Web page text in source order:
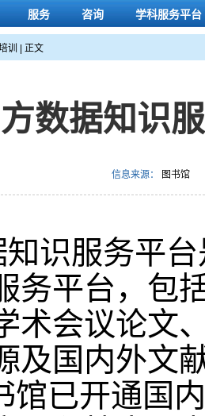
服务 咨询 学科服务平台
训 | 正文
数据知识
信息来源： 图书馆
识服务平台
务平台，包
术会议论文
及国内外文
馆已开通国